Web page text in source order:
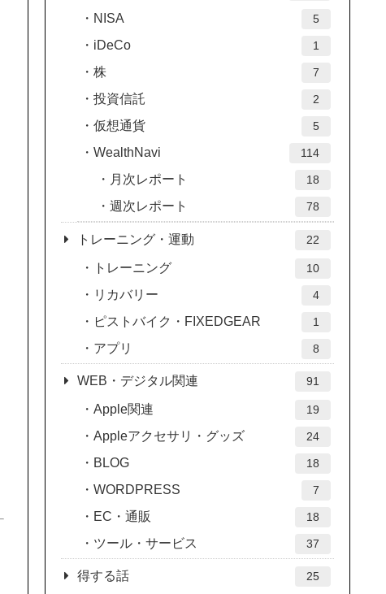
NISA 5
iDeCo 1
株 7
投資信託 2
仮想通貨 5
WealthNavi 114
月次レポート 18
週次レポート 78
トレーニング・運動 22
トレーニング 10
リカバリー 4
ピストバイク・FIXEDGEAR 1
アプリ 8
WEB・デジタル関連 91
Apple関連 19
Appleアクセサリ・グッズ 24
BLOG 18
WORDPRESS 7
EC・通販 18
ツール・サービス 37
得する話 25